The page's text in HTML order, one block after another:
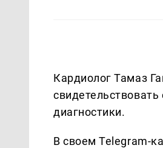
Кардиолог Тамаз
диагностики.
В своем Telegram-